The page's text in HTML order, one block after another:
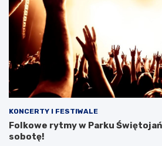
KONCERTY I FESTIWALE
Folkowe rytmy w Parku
sobotę!